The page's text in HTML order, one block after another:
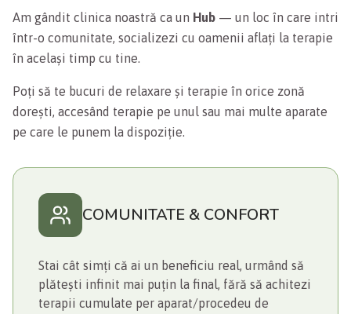
Am gândit clinica noastră ca un Hub — un loc în care intri
într-o comunitate, socializezi cu oamenii aflați la terapie
în același timp cu tine.
Poți să te bucuri de relaxare și terapie în orice zonă
dorești, accesând terapie pe unul sau mai multe aparate
pe care le punem la dispoziție.
COMUNITATE & CONFORT
Stai cât simți că ai un beneficiu real, urmând să
plătești infinit mai puțin la final, fără să achitezi
terapii cumulate per aparat/procedeu de